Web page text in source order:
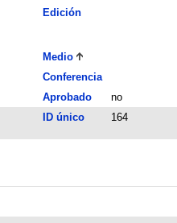
Edición
Medio
Conferencia
Aprobado
no
ID único 164